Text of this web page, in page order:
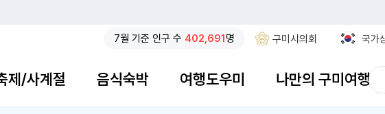
7월 기준 인구 수 402,691명 구미시의회 국가
제/사계절 음식숙박 여행도우미 나만의 구미여행
검색창 열기
검
색